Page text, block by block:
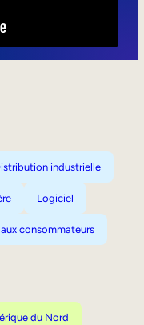
industrielle
Logiciel
consommateurs
du Nord